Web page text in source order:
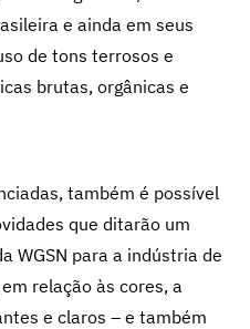
e ainda em seus
de tons terrosos e
brutas, orgânicas e
também é possível
que ditarão um
WGSN para a indústria de
relação às cores, a
e claros – e também